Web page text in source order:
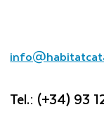
Tel.: (+34) 93